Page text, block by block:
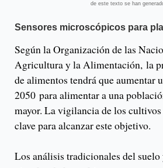
de este texto se han
Sensores microscópicos para
Según la Organización de las
Agricultura y la Alimentación, la
de alimentos tendrá que aumentar
2050 para alimentar a una
mayor. La vigilancia de los
clave para alcanzar este objetivo.
Los análisis tradicionales del suelo